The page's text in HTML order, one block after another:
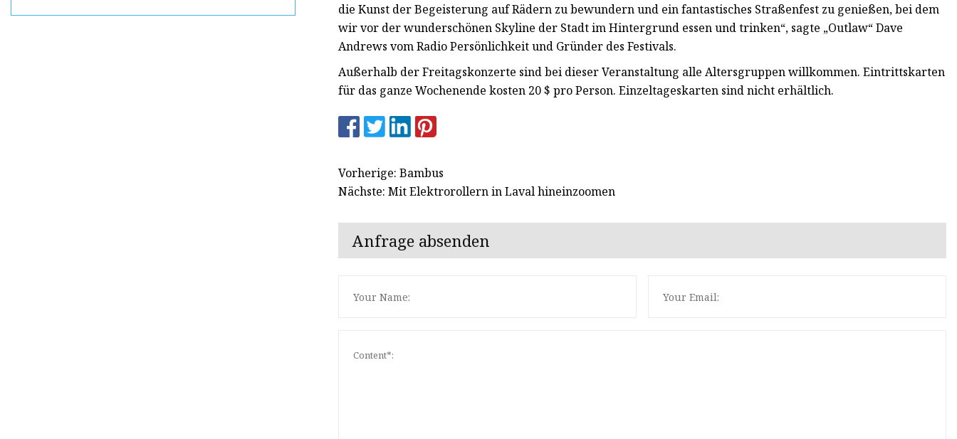
die Kunst der Begeisterung auf Rädern zu bewundern und ein fantastisches Straßenfest zu genießen, bei dem
wir vor der wunderschönen Skyline der Stadt im Hintergrund essen und trinken“, sagte „Outlaw“ Dave
Andrews vom Radio Persönlichkeit und Gründer des Festivals.
Außerhalb der Freitagskonzerte sind bei dieser Veranstaltung alle Altersgruppen willkommen. Eintrittskarten
für das ganze Wochenende kosten 20 $ pro Person. Einzeltageskarten sind nicht erhältlich.
Vorherige: Bambus
Nächste: Mit Elektrorollern in Laval hineinzoomen
Anfrage absenden